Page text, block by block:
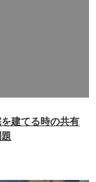
nagasaki/f
on line87
建てる時の共有